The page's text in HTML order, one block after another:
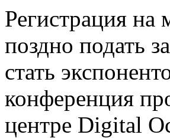
Регистрация
поздно подать
стать
конференция
центре Digital